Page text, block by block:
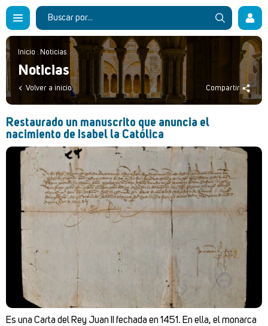
Inicio . Noticias
Noticias
Volver a inicio Compartir
Restaurado un manuscrito que anuncia el
nacimiento de Isabel la Católica
Es una Carta del Rey Juan II fechada en 1451. En ella, el monarca